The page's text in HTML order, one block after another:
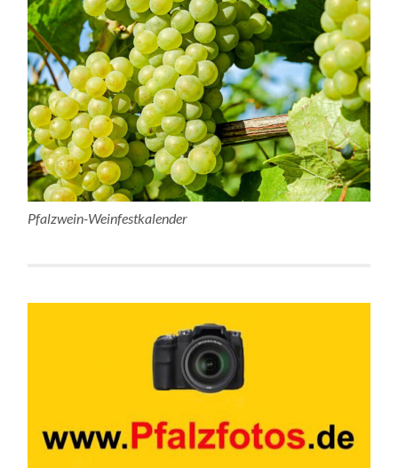
Pfalzwein-Weinfestkalender